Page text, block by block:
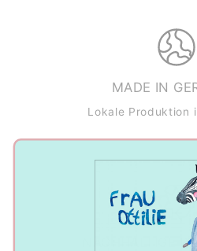
MADE IN
Lokale Produktion
NACHHALTIGE